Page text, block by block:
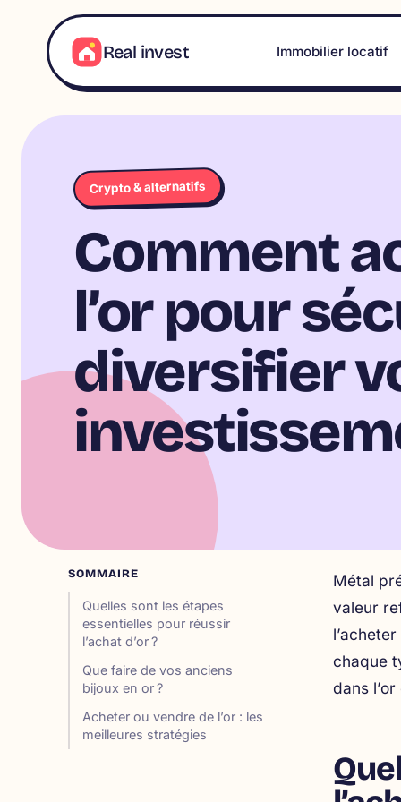
contenu
Real invest Immobilier locatif
Crypto & alternatifs
Comment
l’or pour
diversifier
SOMMAIRE
Quelles sont les étapes
essentielles pour réussir
l’achat d’or ?
Que faire de vos anciens
bijoux en or ?
Acheter ou vendre de l’or : les
meilleures stratégies
Métal
valeur
chaque
dans